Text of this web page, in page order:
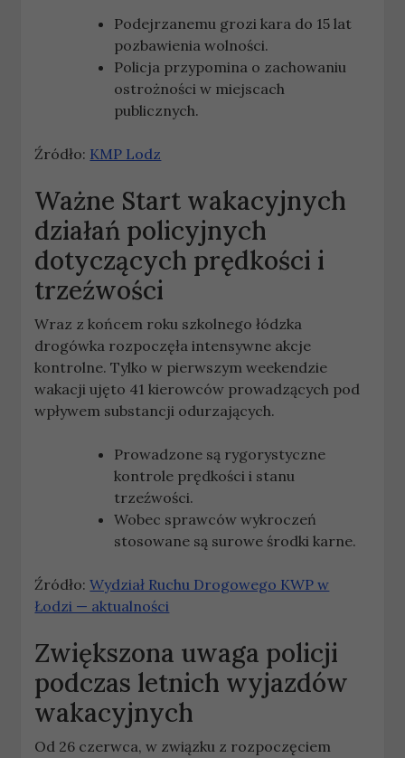
Podejrzanemu grozi kara do 15 lat
pozbawienia wolności.
Policja przypomina o zachowaniu
ostrożności w miejscach
publicznych.
Źródło: KMP Lodz
Ważne Start wakacyjnych
działań policyjnych
dotyczących prędkości i
trzeźwości
Wraz z końcem roku szkolnego łódzka
drogówka rozpoczęła intensywne akcje
kontrolne. Tylko w pierwszym weekendzie
wakacji ujęto 41 kierowców prowadzących pod
wpływem substancji odurzających.
Prowadzone są rygorystyczne
kontrole prędkości i stanu
trzeźwości.
Wobec sprawców wykroczeń
stosowane są surowe środki karne.
Źródło:Wydział Ruchu Drogowego KWP w
Łodzi — aktualności
Zwiększona uwaga policji
podczas letnich wyjazdów
wakacyjnych
Od 26 czerwca, w związku z rozpoczęciem